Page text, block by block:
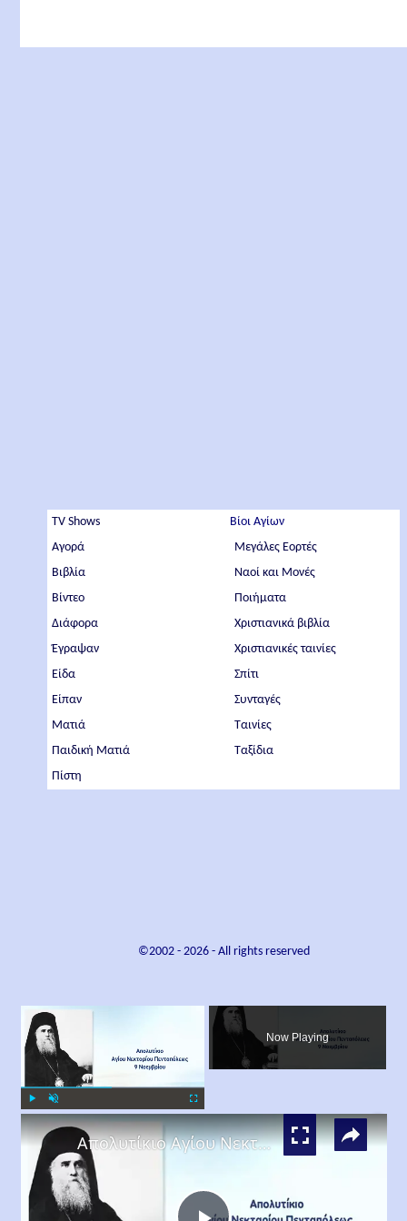
TV Shows
Αγορά
Βιβλία
Βίντεο
Διάφορα
Έγραψαν
Είδα
Είπαν
Ματιά
Παιδική Ματιά
Πίστη
Βίοι Αγίων
Μεγάλες Εορτές
Ναοί και Μονές
Ποιήματα
Χριστιανικά βιβλία
Χριστιανικές ταινίες
Σπίτι
Συνταγές
Ταινίες
Ταξίδια
©2002 - 2026- All rights reserved
Now Playing
×
Απολυτίκιο Αγίου Νεκταρίου Επισκόπου Πενταπόλεως